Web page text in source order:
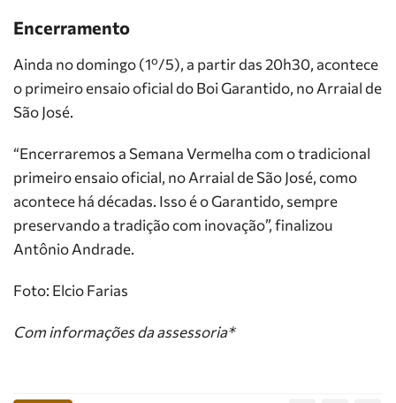
Encerramento
Ainda no domingo (1º/5), a partir das 20h30, acontece
o primeiro ensaio oficial do Boi Garantido, no Arraial de
São José.
“Encerraremos a Semana Vermelha com o tradicional
primeiro ensaio oficial, no Arraial de São José, como
acontece há décadas. Isso é o Garantido, sempre
preservando a tradição com inovação”, finalizou
Antônio Andrade.
Foto: Elcio Farias
Com informações da assessoria*